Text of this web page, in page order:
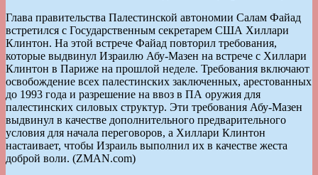
Глава правительства Палестинской автономии Салам Файад
встретился с Государственным секретарем США Хиллари
Клинтон. На этой встрече Файад повторил требования,
которые выдвинул Израилю Абу-Мазен на встрече с Хиллари
Клинтон в Париже на прошлой неделе. Требования включают
освобождение всех палестинских заключенных, арестованных
до 1993 года и разрешение на ввоз в ПА оружия для
палестинских силовых структур. Эти требования Абу-Мазен
выдвинул в качестве дополнительного предварительного
условия для начала переговоров, а Хиллари Клинтон
настаивает, чтобы Израиль выполнил их в качестве жеста
доброй воли. (ZMAN.com)